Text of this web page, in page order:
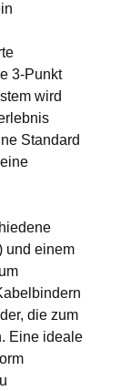
3-Punkt
wird
Standard
und einem
die zum
Eine ideale